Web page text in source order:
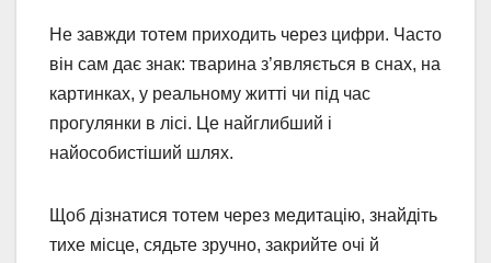
Не завжди тотем приходить через цифри. Часто
він сам дає знак: тварина з’являється в снах, на
картинках, у реальному житті чи під час
прогулянки в лісі. Це найглибший і
найособистіший шлях.
Щоб дізнатися тотем через медитацію, знайдіть
тихе місце, сядьте зручно, закрийте очі й